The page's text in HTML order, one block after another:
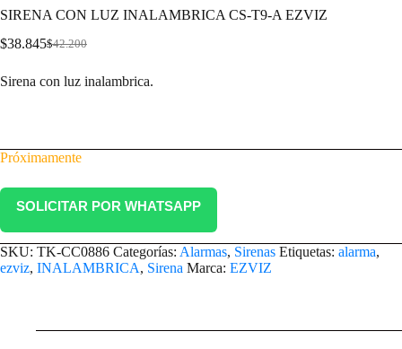
SIRENA CON LUZ INALAMBRICA CS-T9-A EZVIZ
$42.200
$38.845
Sirena con luz inalambrica.
Próximamente
SOLICITAR POR WHATSAPP
SKU: TK-CC0886 Categorías: Alarmas, Sirenas Etiquetas: alarma,
ezviz, INALAMBRICA, Sirena Marca: EZVIZ